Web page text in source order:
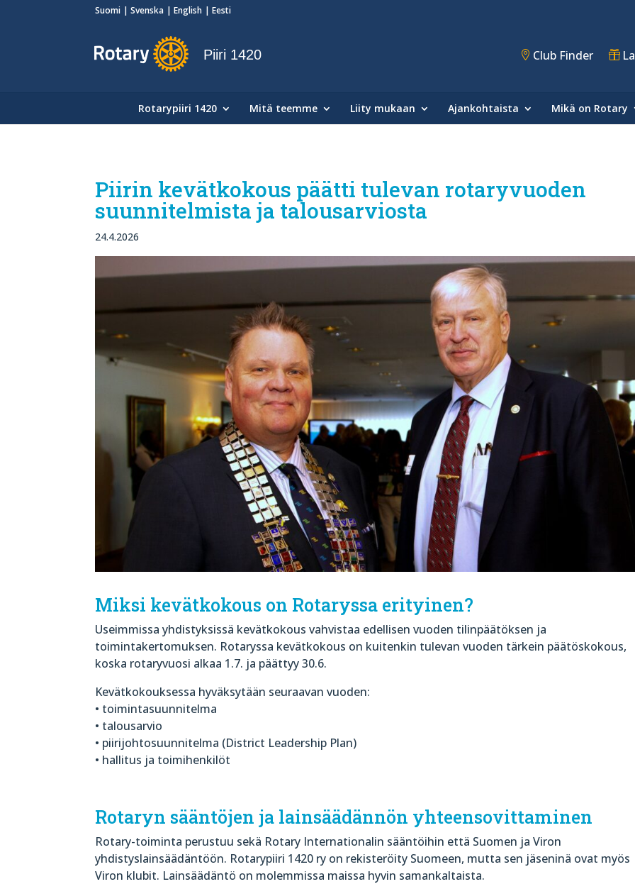
Suomi Svenska English Eesti
Piiri 1420 Club Finder
Rotarypiiri 1420 Mitä teemme Liity mukaan Ajankohtaista Mikä on Rotary
Piirin kevätkokous päätti tulevan rotaryvuoden
suunnitelmista ja talousarviosta
24.4.2026
Miksi kevätkokous on Rotaryssa erityinen?
Useimmissa yhdistyksissä kevätkokous vahvistaa edellisen vuoden tilinpäätöksen ja
toimintakertomuksen. Rotaryssa kevätkokous on kuitenkin tulevan vuoden tärkein päätöskokous,
koska rotaryvuosi alkaa 1.7. ja päättyy 30.6.
Kevätkokouksessa hyväksytään seuraavan vuoden:
• toimintasuunnitelma
• talousarvio
• piirijohtosuunnitelma (District Leadership Plan)
• hallitus ja toimihenkilöt
Rotaryn sääntöjen ja lainsäädännön yhteensovittaminen
Rotary-toiminta perustuu sekä Rotary Internationalin sääntöihin että Suomen ja Viron
yhdistyslainsäädäntöön. Rotarypiiri 1420 ry on rekisteröity Suomeen, mutta sen jäseninä ovat myös
Viron klubit. Lainsäädäntö on molemmissa maissa hyvin samankaltaista.